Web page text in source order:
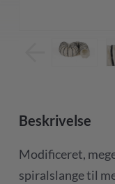
Beskrivelse
Modificeret,
spiralslange til